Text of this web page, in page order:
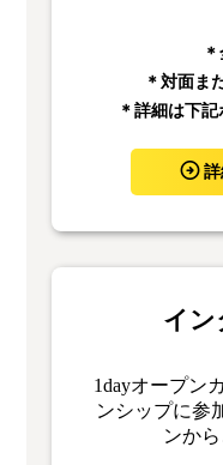
＊
＊対面ま
＊詳細は下
イン
1dayオープン
ンシップに参
ンか